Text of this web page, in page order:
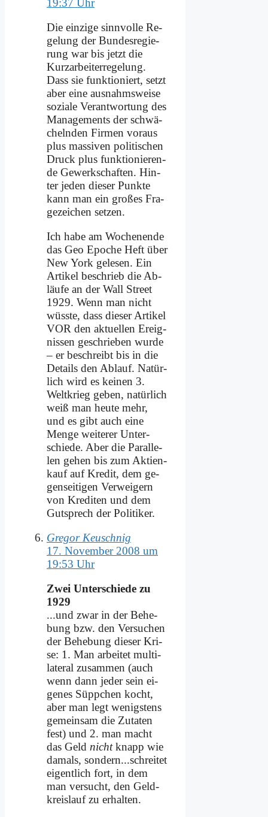
19:37 Uhr
Die ein­zi­ge sinn­vol­le Re­
ge­lung der Bun­des­re­gie­
rung war bis jetzt die
Kurz­ar­bei­ter­re­ge­lung.
Dass sie funk­tio­niert, setzt
aber ei­ne aus­nahms­wei­se
so­zia­le Ver­ant­wor­tung des
Ma­nage­ments der schwä­
cheln­den Fir­men vor­aus
plus mas­si­ven po­li­ti­schen
Druck plus funk­tio­nie­ren­
de Ge­werk­schaf­ten. Hin­
ter je­den die­ser Punk­te
kann man ein gro­ßes Fra­
ge­zei­chen set­zen.
Ich ha­be am Wo­chen­en­de
das Geo Epo­che Heft über
New York ge­le­sen. Ein
Ar­ti­kel be­schrieb die Ab­
läu­fe an der Wall Street
1929. Wenn man nicht
wüss­te, dass die­ser Ar­ti­kel
VOR den ak­tu­el­len Er­eig­
nis­sen ge­schrie­ben wur­de
– er be­schreibt bis in die
De­tails den Ab­lauf. Na­tür­
lich wird es kei­nen 3.
Welt­krieg ge­ben, na­tür­lich
weiß man heu­te mehr,
und es gibt auch ei­ne
Men­ge wei­te­rer Un­ter­
schie­de. Aber die Par­al­le­
len ge­hen bis zum Ak­ti­en­
kauf auf Kre­dit, dem ge­
gen­sei­ti­gen Ver­wei­gern
von Kre­di­ten und dem
Gutsprech der Po­li­ti­ker.
Gregor Keuschnig
17. November 2008 um
19:53 Uhr
Zwei Un­ter­schie­de zu
1929
...und zwar in der Be­he­
bung bzw. den Ver­su­chen
der Be­he­bung die­ser Kri­
se: 1. Man ar­bei­tet mul­ti­
la­te­ral zu­sam­men (auch
wenn dann je­der sein ei­
ge­nes Süpp­chen kocht,
aber man legt we­nig­stens
ge­mein­sam die Zu­ta­ten
fest) und 2. man macht
das Geld nichtknapp wie
da­mals, sondern...schreitet
ei­gent­lich fort, in dem
man ver­sucht, den Geld­
kreis­lauf zu er­hal­ten.